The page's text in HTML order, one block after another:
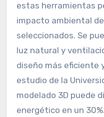
estas herramientas
impacto ambiental
seleccionados. Se
luz natural y
diseño más eficiente
estudio de la
modelado 3D puede
energético en un